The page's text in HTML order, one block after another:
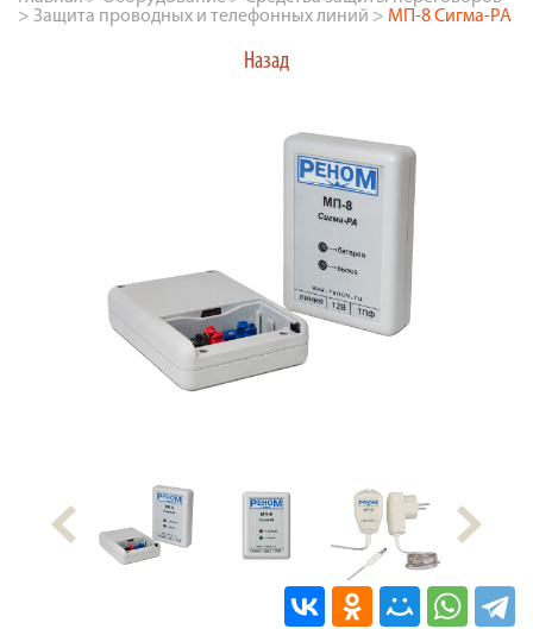
> Защита проводных и телефонных линий > МП-8 Сигма-РА
Назад